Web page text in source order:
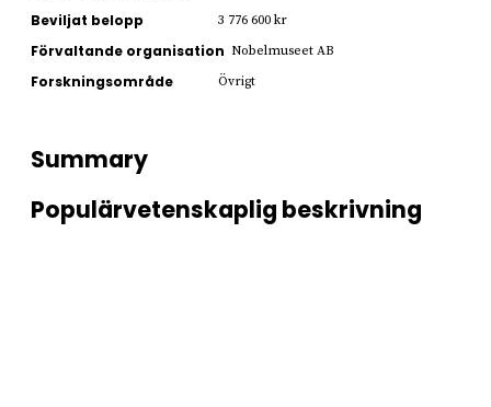
Beviljat belopp 3 776 600 kr
Förvaltande organisation Nobelmuseet AB
Forskningsområde Övrigt
Summary
Populärvetenskaplig beskrivning